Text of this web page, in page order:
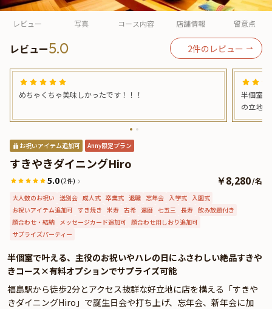
よくあるご質問
レビュー 写真 コース内容 店舗情報 留意点
レビュー5.0 2件のレビュー
めちゃくちゃ美味しかったです！！！
半個室
の立地
お祝いアイテム追加可 Anny限定プラン
すきやきダイニングHiro
5.0 (2件) ￥8,280/名
大人数のお祝い 送別会 成人式 卒業式 退職 忘年会 入学式 入園式
お祝いアイテム追加可 すき焼き 米寿 古希 還暦 七五三 長寿 飲み放題付き
顔合わせ・結納 メッセージカード追加可 顔合わせ用しおり追加可
サプライズパーティー
半個室で叶える、主役のお祝いやハレの日にふさわしい絶品すきや
きコース×有料オプションでサプライズ可能
福島駅から徒歩2分とアクセス抜群な好立地に店を構える「すきや
きダイニングHiro」で誕生日会や打ち上げ、忘年会、新年会に加